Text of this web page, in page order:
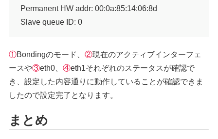
Permanent HW addr: 00:0a:85:14:06:8d
Slave queue ID: 0
①Bondingのモード、②現在のアクティブインターフェ
ースや③eth0、④eth1それぞれのステータスが確認で
き、設定した内容通りに動作していることが確認できま
したので設定完了となります。
まとめ